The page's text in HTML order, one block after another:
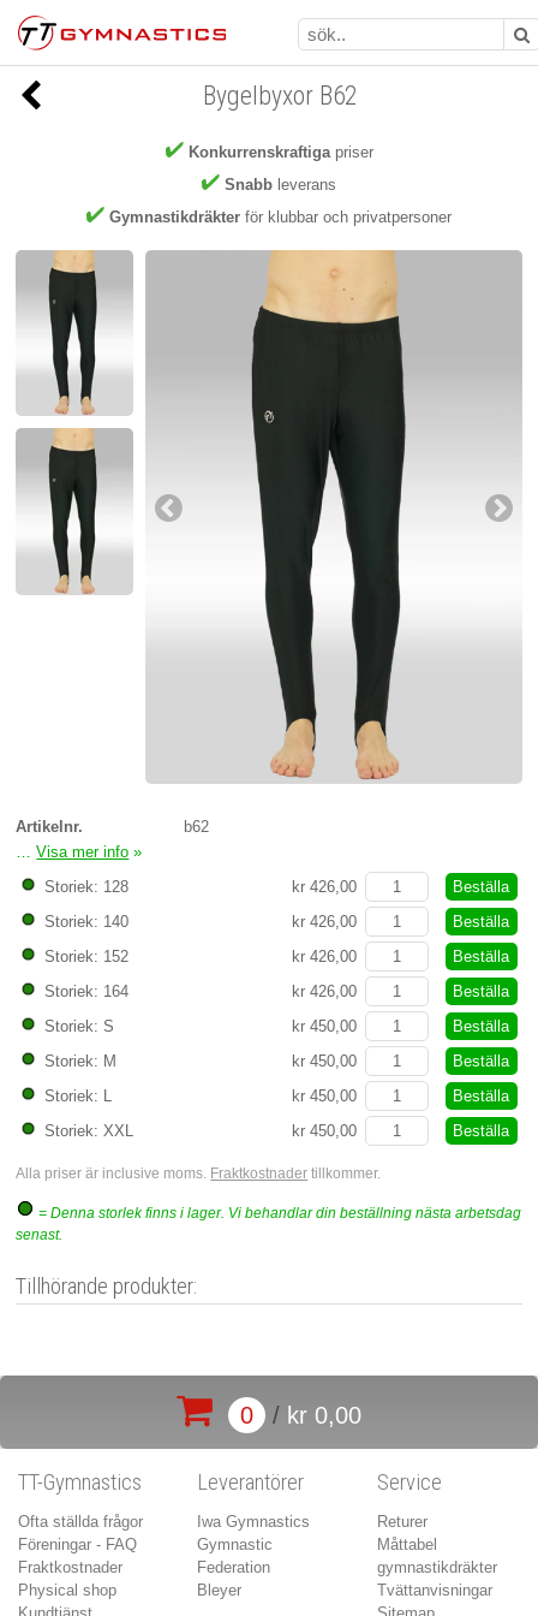
Konkurrenskraftigapriser
Snabb leverans
Gymnastikdräkter för klubbar och privatpersoner
Bygelbyxor B62
Artikelnr.
b62
bygelbyxor i svart lycra.
…Visa mer info »
Storiek: 128
kr 426,00
Beställa
Storiek: 140
kr 426,00
Beställa
Storiek: 152
kr 426,00
Beställa
Storiek: 164
kr 426,00
Beställa
Storiek: S
kr 450,00
Beställa
Storiek: M
kr 450,00
Beställa
Storiek: L
kr 450,00
Beställa
Storiek: XXL
kr 450,00 Beställa
Alla priser är inclusive moms. Fraktkostnader tillkommer.
= Denna storlek finns i lager. Vi behandlar din beställning nästa arbetsdag
senast.
Tillhörande produkter:
0 / kr 0,00
TT-Gymnastics
Ofta ställda frågor
Föreningar - FAQ
Fraktkostnader
Physical shop
Leverantörer
Iwa Gymnastics
Gymnastic
Federation
Bleyer
Service
Returer
Måttabel
gymnastikdräkter
Tvättanvisningar